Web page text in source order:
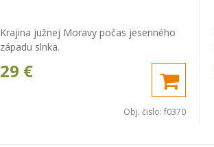
Krajina južnej Moravy počas jesenného
západu slnka.
29 €
Obj. čislo: f0370